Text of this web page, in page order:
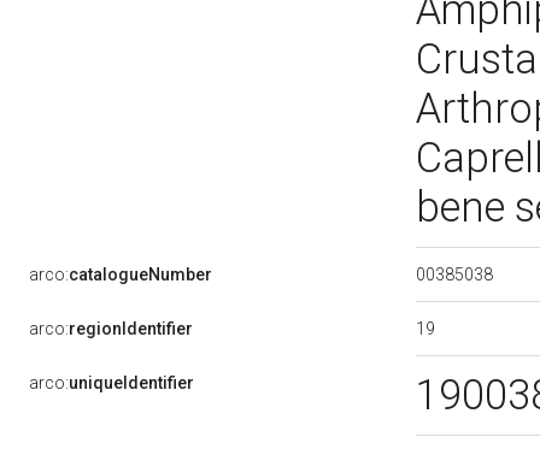
bene
arco:catalogueNumber 00385038
arco:regionIdentifier 19
arco:uniqueIdentifier